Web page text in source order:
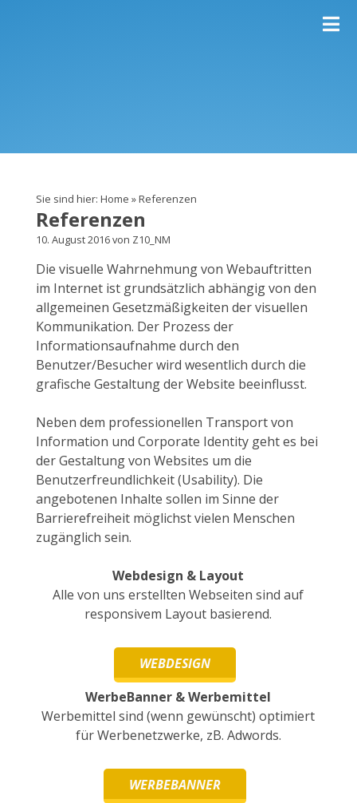
Sie sind hier: Home » Referenzen
Referenzen
10. August 2016 von Z10_NM
Die visuelle Wahrnehmung von Webauftritten
im Internet ist grundsätzlich abhängig von den
allgemeinen Gesetzmäßigkeiten der visuellen
Kommunikation. Der Prozess der
Informationsaufnahme durch den
Benutzer/Besucher wird wesentlich durch die
grafische Gestaltung der Website beeinflusst.
Neben dem professionellen Transport von
Information und Corporate Identity geht es bei
der Gestaltung von Websites um die
Benutzerfreundlichkeit (Usability). Die
angebotenen Inhalte sollen im Sinne der
Barrierefreiheit möglichst vielen Menschen
zugänglich sein.
Webdesign & Layout
Alle von uns erstellten Webseiten sind auf
responsivem Layout basierend.
WEBDESIGN
WerbeBanner & Werbemittel
Werbemittel sind (wenn gewünscht) optimiert
für Werbenetzwerke, zB. Adwords.
WERBEBANNER